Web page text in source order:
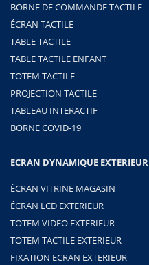
BORNE DE COMMANDE TACTILE
ÉCRAN TACTILE
TABLE TACTILE
TABLE TACTILE ENFANT
TOTEM TACTILE
PROJECTION TACTILE
TABLEAU INTERACTIF
BORNE COVID-19
ECRAN DYNAMIQUE EXTERIEUR
ÉCRAN VITRINE MAGASIN
ÉCRAN LCD EXTERIEUR
TOTEM VIDEO EXTERIEUR
TOTEM TACTILE EXTERIEUR
FIXATION ECRAN EXTERIEUR